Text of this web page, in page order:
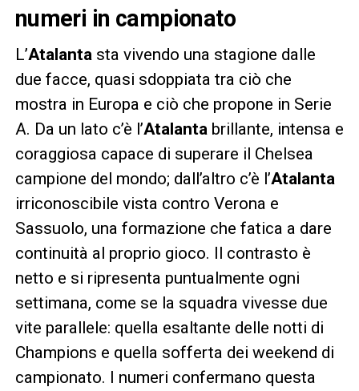
numeri in campionato
L’Atalanta sta vivendo una stagione dalle
due facce, quasi sdoppiata tra ciò che
mostra in Europa e ciò che propone in Serie
A. Da un lato c’è l’Atalanta brillante, intensa e
coraggiosa capace di superare il Chelsea
campione del mondo; dall’altro c’è l’Atalanta
irriconoscibile vista contro Verona e
Sassuolo, una formazione che fatica a dare
continuità al proprio gioco. Il contrasto è
netto e si ripresenta puntualmente ogni
settimana, come se la squadra vivesse due
vite parallele: quella esaltante delle notti di
Champions e quella sofferta dei weekend di
campionato. I numeri confermano questa